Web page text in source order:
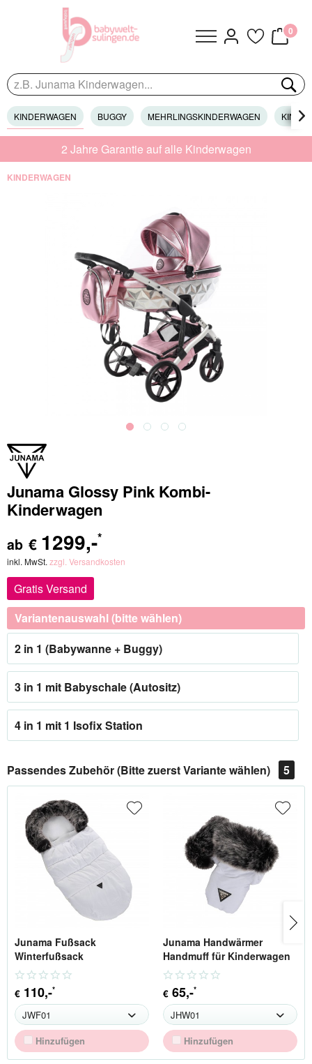
0
KINDERWAGEN BUGGY MEHRLINGSKINDERWAGEN 
2 Jahre Garantie auf alle Kinderwagen
KINDERWAGEN
Junama Glossy Pink Kombi-
Kinderwagen
ab € 1299,-*
inkl. MwSt. zzgl. Versandkosten
Gratis Versand
Variantenauswahl (bitte wählen)
2 in 1 (Babywanne + Buggy)
3 in 1 mit Babyschale (Autositz)
4 in 1 mit 1 Isofix Station
Passendes Zubehör (Bitte zuerst Variante wählen) 5
Junama Fußsack
Winterfußsack
€ 110,-*
Hinzufügen
Junama Handwärmer
Handmuff für Kinderwagen
€ 65,-*
Hinzufügen